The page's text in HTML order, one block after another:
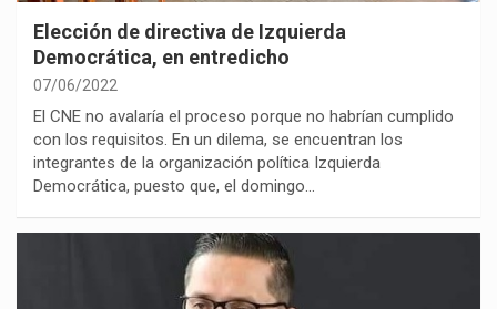
Elección de directiva de Izquierda
Democrática, en entredicho
07/06/2022
El CNE no avalaría el proceso porque no habrían cumplido
con los requisitos. En un dilema, se encuentran los
integrantes de la organización política Izquierda
Democrática, puesto que, el domingo…